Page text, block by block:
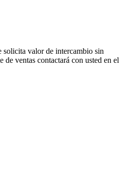
valor de intercambio sin
de ventas contactará con usted en el